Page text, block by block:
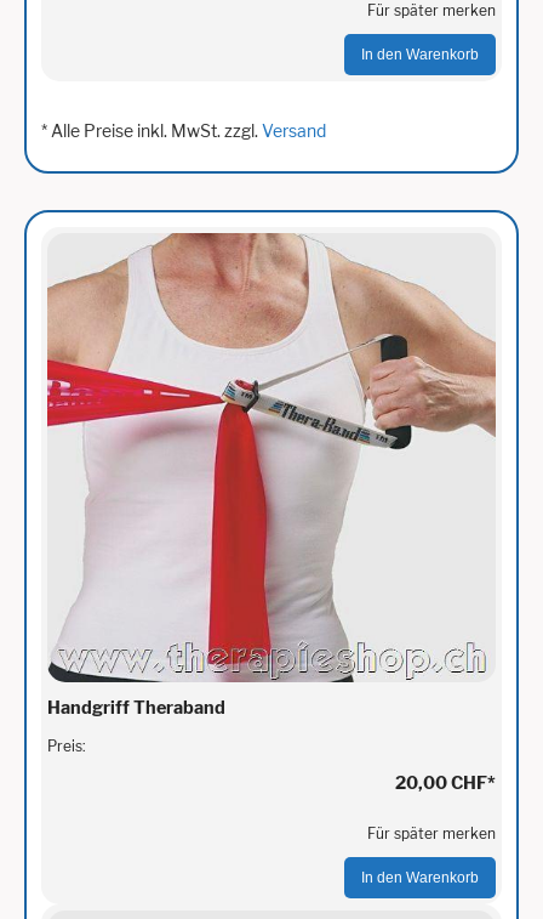
Für später merken
In den Warenkorb
* Alle Preise inkl. MwSt. zzgl.Versand
Handgriff Theraband
Preis:
20,00 CHF*
Für später merken
In den Warenkorb